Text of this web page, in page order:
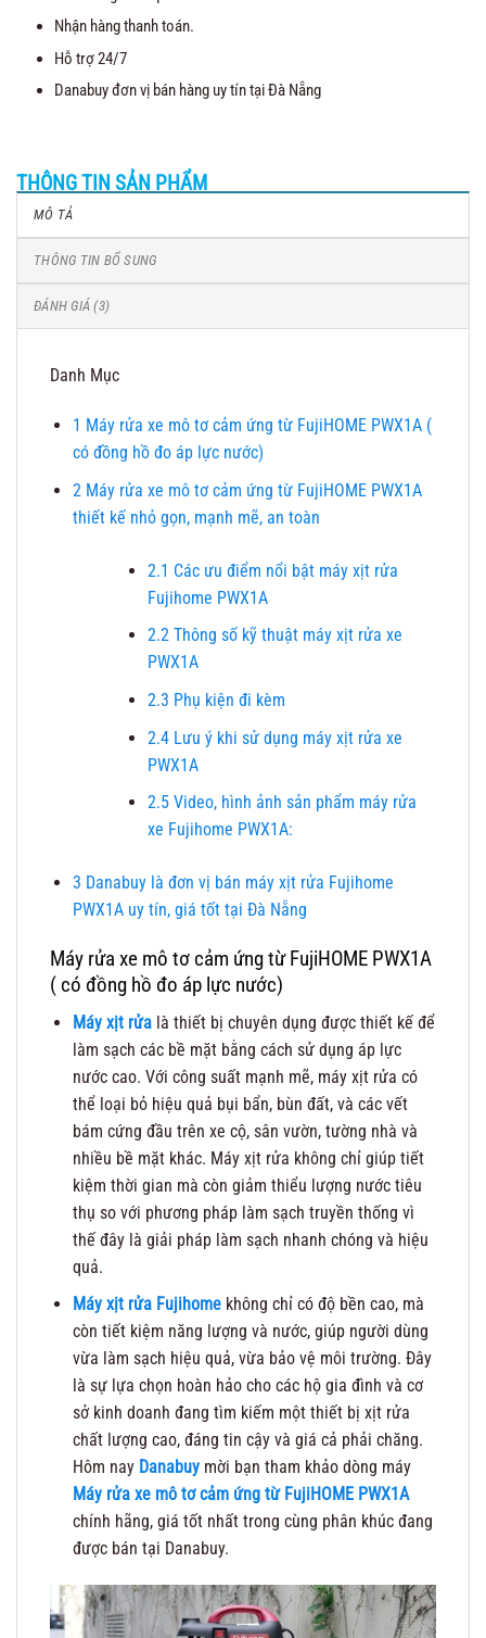
Nhận hàng thanh toán.
Hỗ trợ 24/7
Danabuy đơn vị bán hàng uy tín tại Đà Nẵng
THÔNG TIN SẢN PHẨM
MÔ TẢ
THÔNG TIN BỔ SUNG
ĐÁNH GIÁ (3)
Danh Mục
1 Máy rửa xe mô tơ cảm ứng từ FujiHOME PWX1A (
có đồng hồ đo áp lực nước)
2Máy rửa xe mô tơ cảm ứng từ FujiHOME PWX1A
thiết kế nhỏ gọn, mạnh mẽ, an toàn
2.1 Các ưu điểm nổi bật máy xịt rửa
Fujihome PWX1A
2.2Thông số kỹ thuật máy xịt rửa xe
PWX1A
2.3 Phụ kiện đi kèm
2.4Lưu ý khi sử dụng máy xịt rửa xe
PWX1A
2.5Video, hình ảnh sản phẩm máy rửa
xe Fujihome PWX1A:
3 Danabuy là đơn vị bán máy xịt rửa Fujihome
PWX1A uy tín, giá tốt tại Đà Nẵng
Máy rửa xe mô tơ cảm ứng từ FujiHOME PWX1A
( có đồng hồ đo áp lực nước)
Máy xịt rửalà thiết bị chuyên dụng được thiết kế để
làm sạch các bề mặt bằng cách sử dụng áp lực
nước cao. Với công suất mạnh mẽ, máy xịt rửa có
thể loại bỏ hiệu quả bụi bẩn, bùn đất, và các vết
bám cứng đầu trên xe cộ, sân vườn, tường nhà và
nhiều bề mặt khác. Máy xịt rửa không chỉ giúp tiết
kiệm thời gian mà còn giảm thiểu lượng nước tiêu
thụ so với phương pháp làm sạch truyền thống vì
thế đây là giải pháp làm sạch nhanh chóng và hiệu
quả.
Máy xịt rửa Fujihomekhông chỉ có độ bền cao, mà
còn tiết kiệm năng lượng và nước, giúp người dùng
vừa làm sạch hiệu quả, vừa bảo vệ môi trường. Đây
là sự lựa chọn hoàn hảo cho các hộ gia đình và cơ
sở kinh doanh đang tìm kiếm một thiết bị xịt rửa
chất lượng cao, đáng tin cậy và giá cả phải chăng.
Hôm nay Danabuymời bạn tham khảo dòng máy
Máy rửa xe mô tơ cảm ứng từ FujiHOME PWX1A
chính hãng, giá tốt nhất trong cùng phân khúc đang
được bán tại Danabuy.